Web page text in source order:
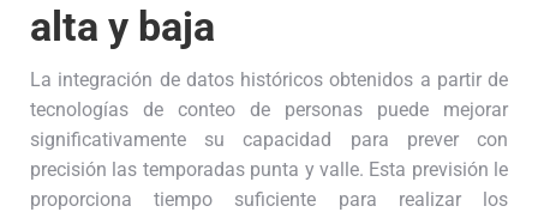
alta y baja
La integración de datos históricos obtenidos a partir de
tecnologías de conteo de personas puede mejorar
significativamente su capacidad para prever con
precisión las temporadas punta y valle. Esta previsión le
proporciona tiempo suficiente para realizar los